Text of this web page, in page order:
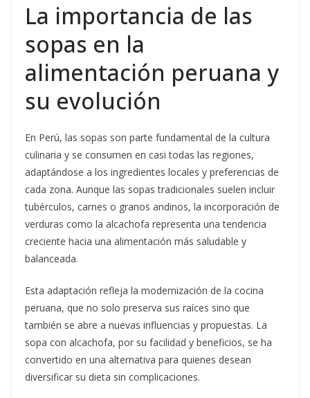
La importancia de las
sopas en la
alimentación peruana y
su evolución
En Perú, las sopas son parte fundamental de la cultura
culinaria y se consumen en casi todas las regiones,
adaptándose a los ingredientes locales y preferencias de
cada zona. Aunque las sopas tradicionales suelen incluir
tubérculos, carnes o granos andinos, la incorporación de
verduras como la alcachofa representa una tendencia
creciente hacia una alimentación más saludable y
balanceada.
Esta adaptación refleja la modernización de la cocina
peruana, que no solo preserva sus raíces sino que
también se abre a nuevas influencias y propuestas. La
sopa con alcachofa, por su facilidad y beneficios, se ha
convertido en una alternativa para quienes desean
diversificar su dieta sin complicaciones.